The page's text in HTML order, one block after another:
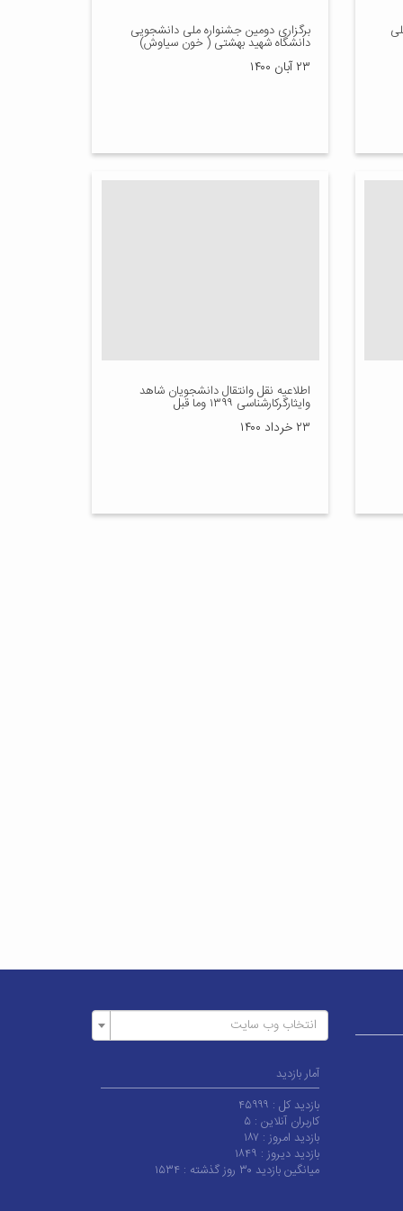
برگزاری دومین جشنواره ملی دانشجویی
دانشگاه شهید بهشتی ( خون سیاوش)
۲۳ آبان ۱۴۰۰
اطلاعیه نقل وانتقال دانشجویان شاهد
وایثارگرکارشناسی ۱۳۹۹ وما قبل
۲۳ خرداد ۱۴۰۰
انتخاب وب سایت
آمار بازدید
بازدید کل : ۴۵۹۹۹
کاربران آنلاین :۵
بازدید امروز : ۱۸۷
بازدید دیروز : ۱۸۴۹
میانگین بازدید ۳۰ روز گذشته :
۱۵۳۴